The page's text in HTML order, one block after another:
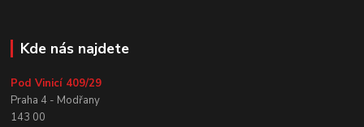
Kde nás najdete
Pod Vinicí 409/29
Praha 4 - Modřany
143 00